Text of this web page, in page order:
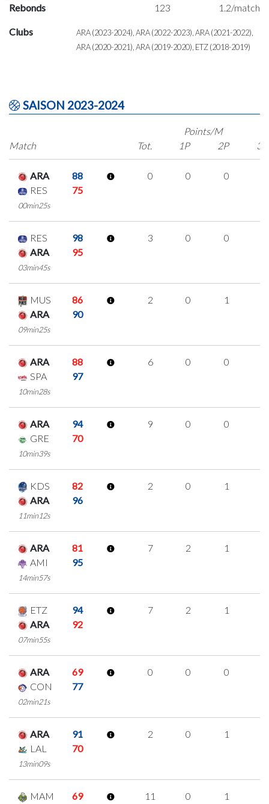
Rebonds
123 1.2/match
Clubs
ARA (2023-2024), ARA (2022-2023), ARA (2021-2022),
ARA (2020-2021), ARA (2019-2020), ETZ (2018-2019)
SAISON 2023-2024
Match
Points/M
Tot.
1P 2P 3P
ARA
88
RES
75
00min25s
0 0 0
RES
98
ARA
95
03min45s
3 0 0
MUS
86
ARA
90
09min25s
2 0 1
ARA
88
SPA
97
10min28s
6 0 0
ARA
94
GRE
70
10min39s
9 0 0
KDS
82
ARA
96
11min12s
2 0 1
ARA
81
AMI
95
14min57s
7 2 1
ETZ
94
ARA
92
07min55s
7 2 1
ARA
69
CON
77
02min21s
0 0 0
ARA
91
LAL
70
13min09s
2 0 1
MAM
69
11 0 1